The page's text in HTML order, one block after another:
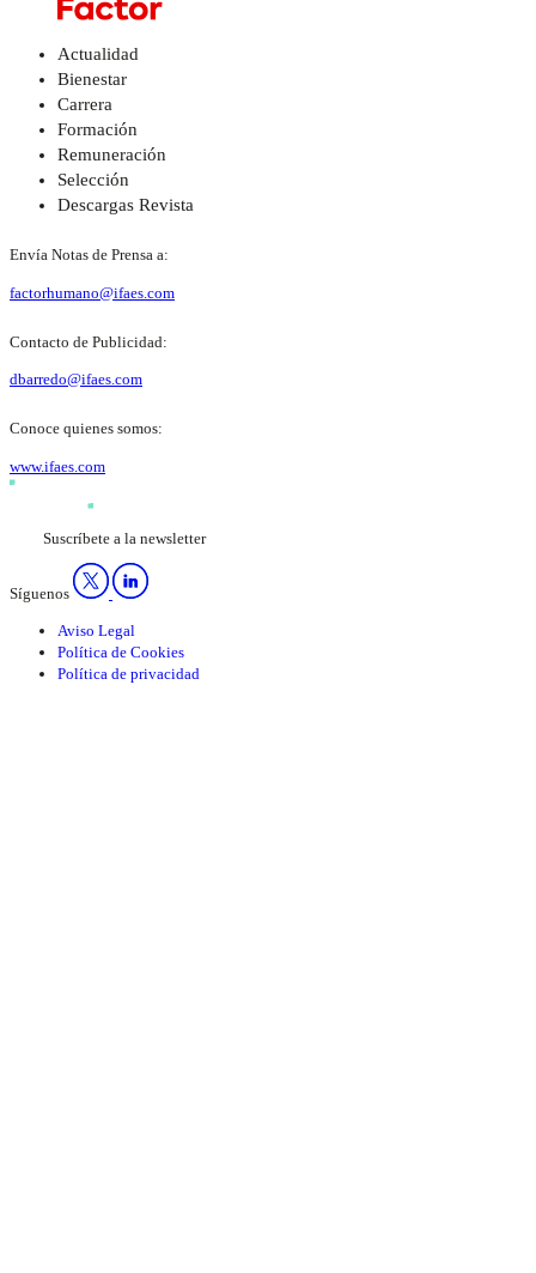
Actualidad
Bienestar
Carrera
Formación
Remuneración
Selección
Descargas Revista
Envía Notas de Prensa a:
factorhumano@ifaes.com
Contacto de Publicidad:
dbarredo@ifaes.com
Conoce quienes somos:
www.ifaes.com
Suscríbete a la newsletter
Síguenos
Aviso Legal
Política de Cookies
Política de privacidad